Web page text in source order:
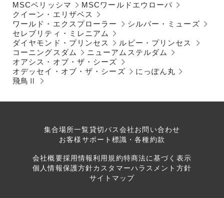
MSCベリッシマ
MSCワールドエウローパ
クイーン・エリザベス
ワールド・エクスプローラー
シルバー・ミューズ
セレブリティ・ミレニアム
ダイヤモンド・プリンセス
ルビー・プリンセス
コーニングスダム
ニューアムステルダム
オアシス・オブ・ザ・シーズ
オデッセイ・オブ・ザ・シーズ
にっぽん丸
飛鳥Ⅱ
集合場所一覧貸切バス会社お問い合わせ
お客様サポート 標識・各種約款
会社概要採用情報利用規約特商法に基づく表示
個人情報保護方針カスタマーハラスメント方針
サイトマップ